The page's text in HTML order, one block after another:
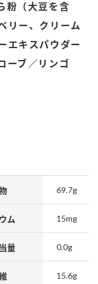
粉（大豆を含
リー、クリーム
エキスパウダー
ーブ／リンゴ
69.7g
ム 15mg
量 0.0g
15.6g